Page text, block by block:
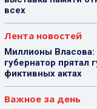
всех
Лента новостей
Миллионы Власова:
губернатор прятал
фиктивных актах
Важное за день